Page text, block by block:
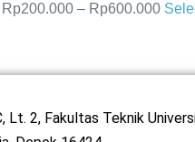
Rp200.000 – Rp600.000
Lt. 2, Fakultas Teknik